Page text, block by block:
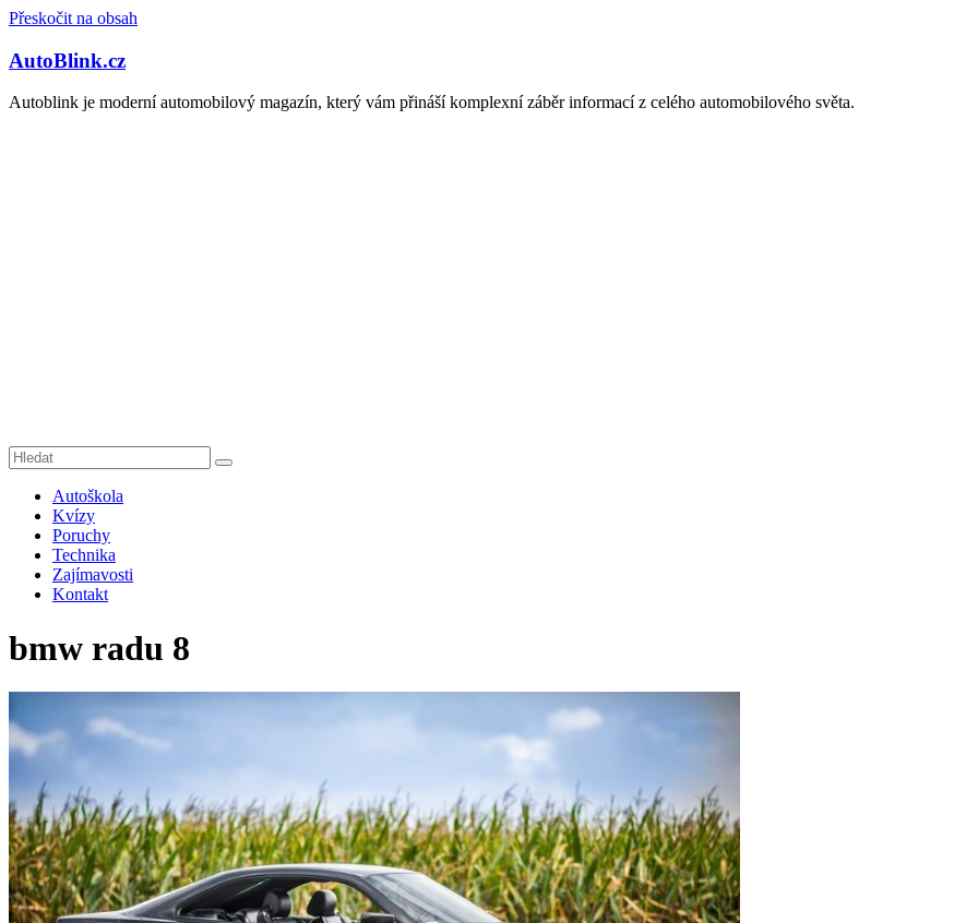
Přeskočit na obsah
AutoBlink.cz
Autoblink je moderní automobilový magazín, který vám přináší komplexní záběr informací z celého automobilového světa.
Autoškola
Kvízy
Poruchy
Technika
Zajímavosti
Kontakt
bmw radu 8